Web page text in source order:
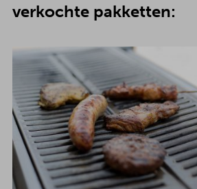
verkochte pakketten: